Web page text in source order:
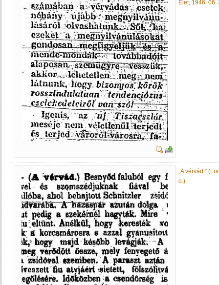
Élet, 1946. 06.
„A vérvád.”
o.)